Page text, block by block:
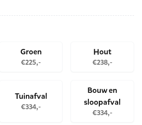
Groen
€225,-
Hout
€238,-
Tuinafval
€334,-
Bouw en
sloopafval
€334,-